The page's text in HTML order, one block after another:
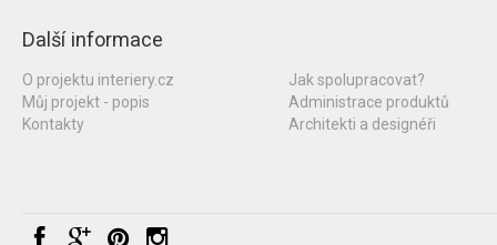
Další informace
O projektu interiery.cz
Můj projekt - popis
Kontakty
Jak spolupracovat?
Administrace produktů
Architekti a designéři